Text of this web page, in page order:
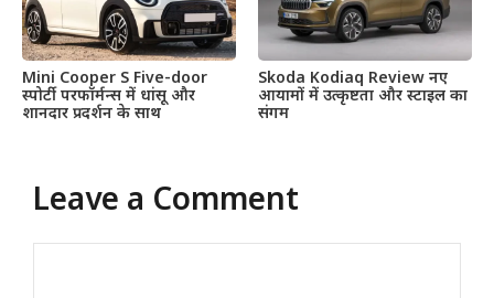
Mini Cooper S Five-door
स्पोर्टी परफॉर्मन्स में धांसू और
शानदार प्रदर्शन के साथ
Skoda Kodiaq Review नए
आयामों में उत्कृष्टता और स्टाइल का
संगम
Leave a Comment